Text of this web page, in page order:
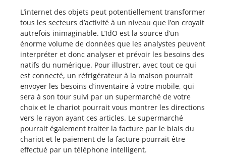
L’internet des objets peut potentiellement transformer
tous les secteurs d’activité à un niveau que l’on croyait
autrefois inimaginable. L’IdO est la source d’un
énorme volume de données que les analystes peuvent
interpréter et donc analyser et prévoir les besoins des
natifs du numérique. Pour illustrer, avec tout ce qui
est connecté, un réfrigérateur à la maison pourrait
envoyer les besoins d’inventaire à votre mobile, qui
sera à son tour suivi par un supermarché de votre
choix et le chariot pourrait vous montrer les directions
vers le rayon ayant ces articles. Le supermarché
pourrait également traiter la facture par le biais du
chariot et le paiement de la facture pourrait être
effectué par un téléphone intelligent.